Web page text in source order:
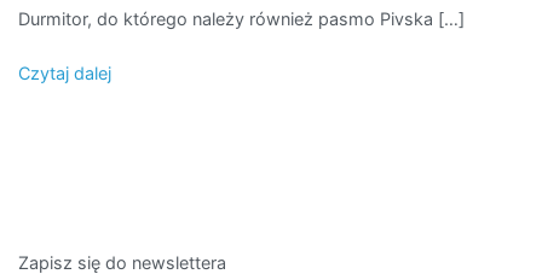
Durmitor, do którego należy również pasmo Pivska […]
Czytaj dalej
Zapisz się do newslettera